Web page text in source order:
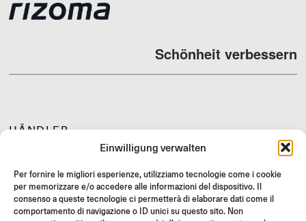
Einwilligung verwalten
Per fornire le migliori esperienze, utilizziamo tecnologie come i cookie
per memorizzare e/o accedere alle informazioni del dispositivo. Il
consenso a queste tecnologie ci permetterà di elaborare dati come il
comportamento di navigazione o ID unici su questo sito. Non
Schönheit verbessern
HÄNDLER
SUPPORT & FAQ
RÜCKGABE
MONTAGEANLEITUNG
GIFT CARD